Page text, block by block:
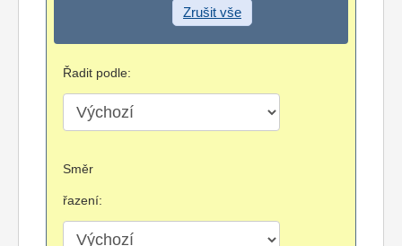
Zrušit vše
Řadit podle:
Směr
řazení: